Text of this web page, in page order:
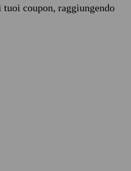
coupon, raggiungendo